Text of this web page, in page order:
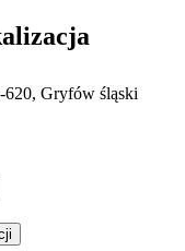
Gryfów śląski